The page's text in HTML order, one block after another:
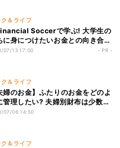
＆ライフ
Soccerで学ぶ! 大学生の
に身につけたいお金との向き合い
Team Visa岩渕真奈さんとファイ
07/13 17:00 - PR -
＆ライフ
婦のお金】ふたりのお金をどのよ
管理したい? 夫婦別財布は少数
07/06 14:50
＆ライフ